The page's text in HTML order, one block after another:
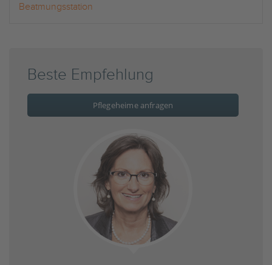
Beatmungsstation
Beste Empfehlung
Pflegeheime anfragen